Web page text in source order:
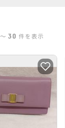
〜 30 件を表示